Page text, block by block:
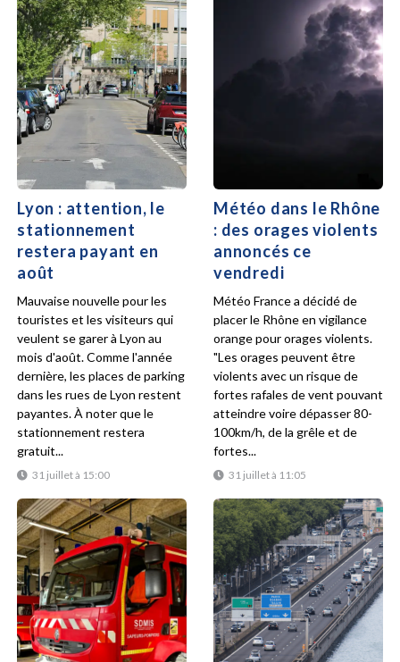
Lyon : attention, le
stationnement
restera payant en
août
31 juillet à 15:00
Mauvaise nouvelle pour les
touristes et les visiteurs qui
veulent se garer à Lyon au
mois d'août. Comme l'année
dernière, les places de parking
dans les rues de Lyon restent
payantes. À noter que le
stationnement restera
gratuit...
Météo dans le Rhône
: des orages violents
annoncés ce
vendredi
31 juillet à 11:05
Météo France a décidé de
placer le Rhône en vigilance
orange pour orages violents.
"Les orages peuvent être
violents avec un risque de
fortes rafales de vent pouvant
atteindre voire dépasser 80-
100km/h, de la grêle et de
fortes...